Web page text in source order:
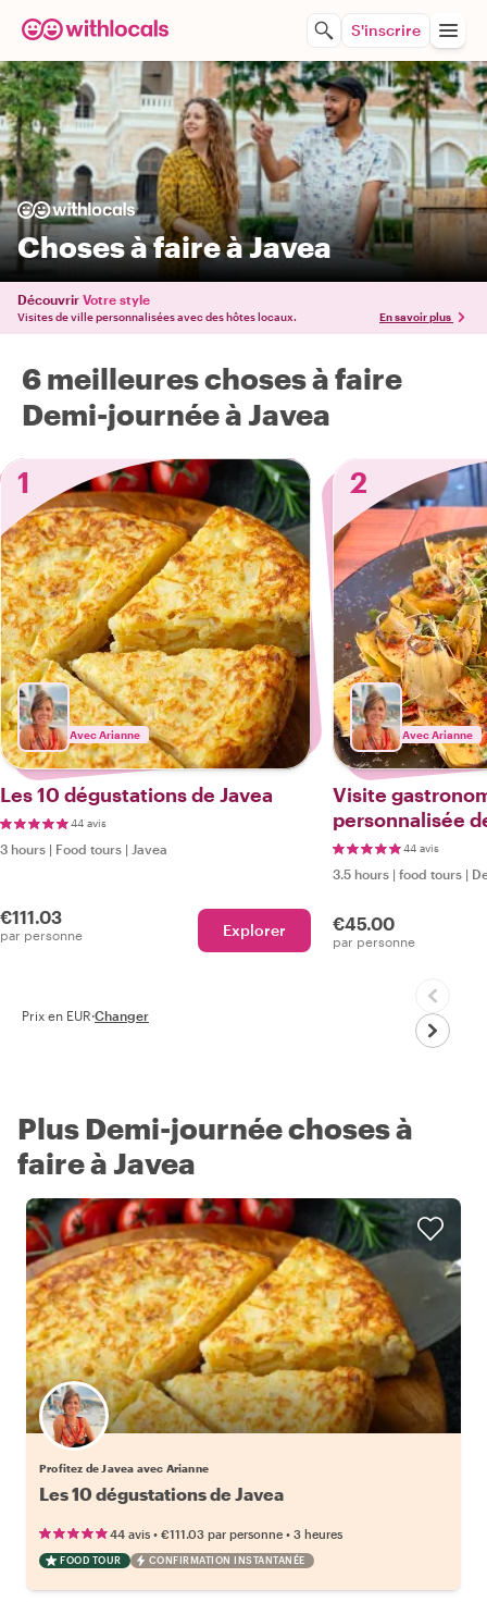
S'inscrire
Choses à faire à Javea
Découvrir Votre style
Visites de ville personnalisées avec des hôtes locaux. En savoir plus
6 meilleures choses à faire
Demi-journée à Javea
1
Avec Arianne
Les 10 dégustations de Javea
44 avis
3 hours | Food tours | Javea
€111.03
par personne Explorer
2
Avec Arianne
Visite
personnalisée
culinaires et
44 avis
3.5 hours | food tours |
€45.00
par personne
Prix en EUR·Changer
Plus Demi-journée choses à
faire à Javea
Profitez de Javea avec Arianne
Les 10 dégustations de Javea
44 avis • €111.03 par personne • 3 heures
FOOD TOUR CONFIRMATION INSTANTANÉE